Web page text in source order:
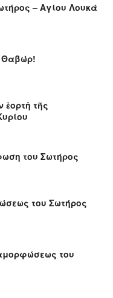
– Αγίου Λουκά
Θαβώρ!
τῆς
του Σωτήρος
του Σωτήρος
του